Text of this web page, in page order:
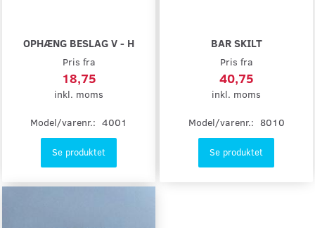
OPHÆNG BESLAG V - H
Pris fra
18,75
inkl. moms
Model/varenr.: 4001
Se produktet
BAR SKILT
Pris fra
40,75
inkl. moms
Model/varenr.: 8010
Se produktet